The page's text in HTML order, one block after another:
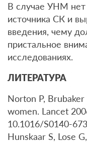
В случае УНМ нет
источника СК и
введения, чему
пристальное
исследованиях.
ЛИТЕРАТУРА
Norton P,
women. Lancet
10.1016/S0140-
Hunskaar S, Lose